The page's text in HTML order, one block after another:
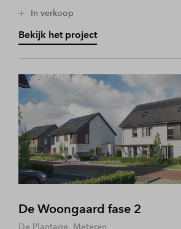
In verkoop
Bekijk het project
De Woongaard fase 2
De Plantage, Meteren